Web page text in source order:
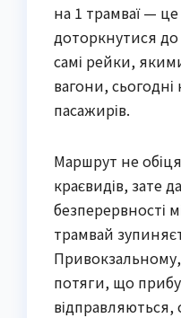
на 1 трамваї —
доторкнутися
самі рейки,
вагони, сьогодні
пасажирів.
Маршрут не
краєвидів, зате
безперервності
трамвай
потяги, що
відправляються,